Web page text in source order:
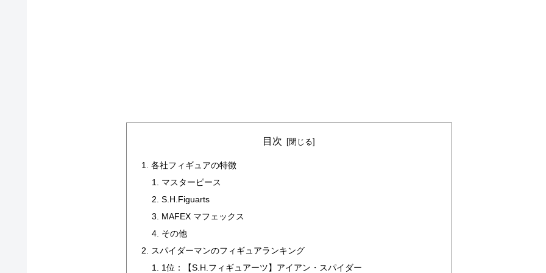
目次
各社フィギュアの特徴
マスターピース
S.H.Figuarts
MAFEX マフェックス
その他
スパイダーマンのフィギュアランキング
1位：【S.H.フィギュアーツ】アイアン・スパイダー